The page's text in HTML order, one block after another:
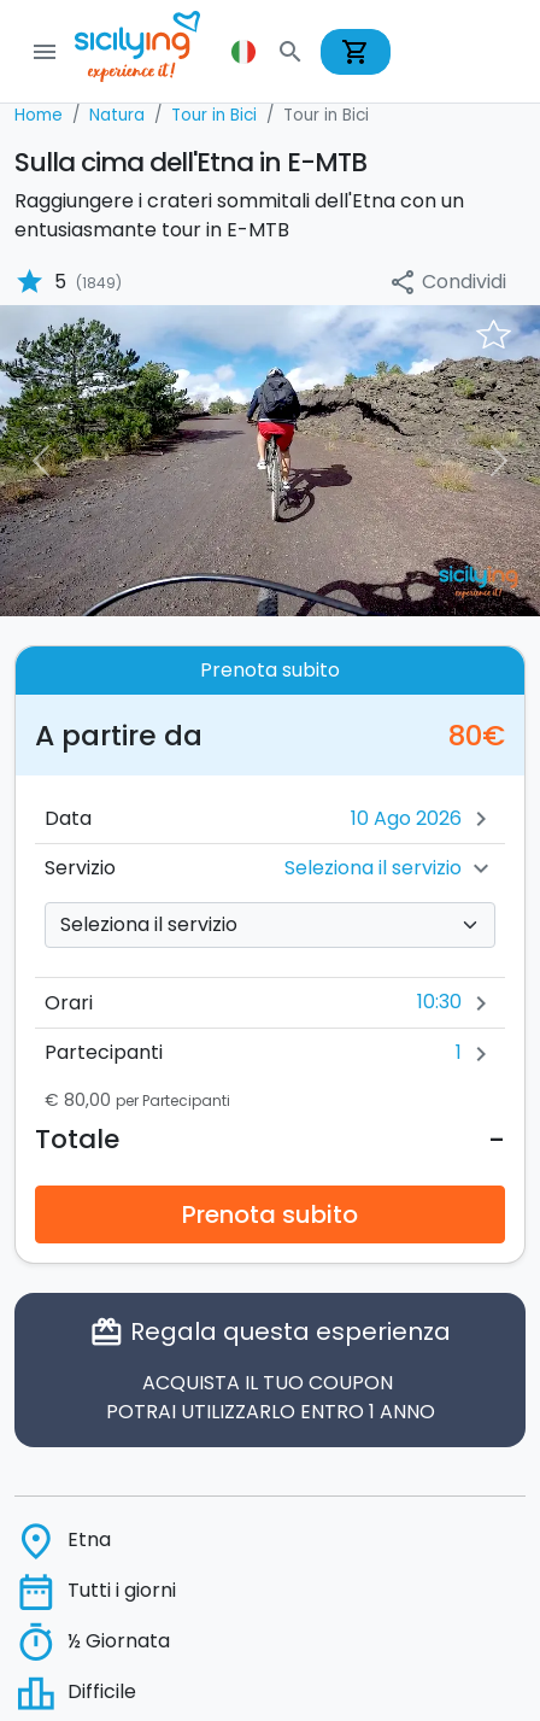
menu search shopping_cart
Home Natura Tour in Bici Tour in Bici
Sulla cima dell'Etna in E-MTB
Raggiungere i crateri sommitali dell'Etna con un
entusiasmante tour in E-MTB
star 5 (1849) share Condividi
Previous Next
Prenota subito
A partire da 80€
Data chevron_right
Servizio Seleziona il servizio chevron_right
Orari 10:30 chevron_right
Partecipanti 1 chevron_right
€ 80,00 per Partecipanti
Totale -
Prenota subito
card_giftcard Regala questa esperienza
ACQUISTA IL TUO COUPON
POTRAI UTILIZZARLO ENTRO 1 ANNO
place Etna
date_range Tutti i giorni
timer ½ Giornata
leaderboard Difficile